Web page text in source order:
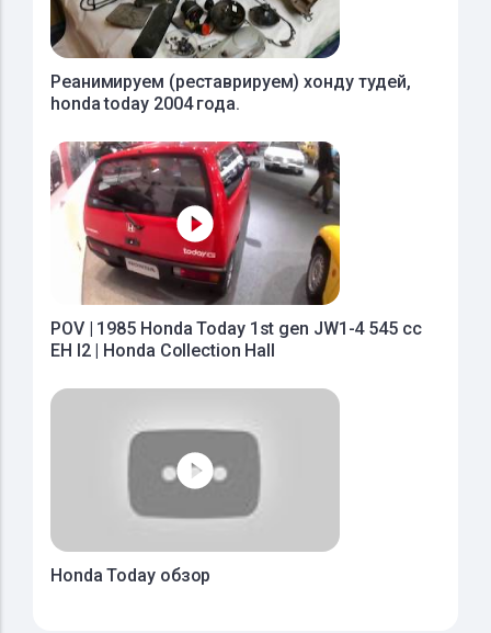
Реанимируем (реставрируем) хонду тудей,
honda today 2004 года.
POV | 1985 Honda Today 1st gen JW1-4 545 cc
EH I2 | Honda Collection Hall
Honda Today обзор